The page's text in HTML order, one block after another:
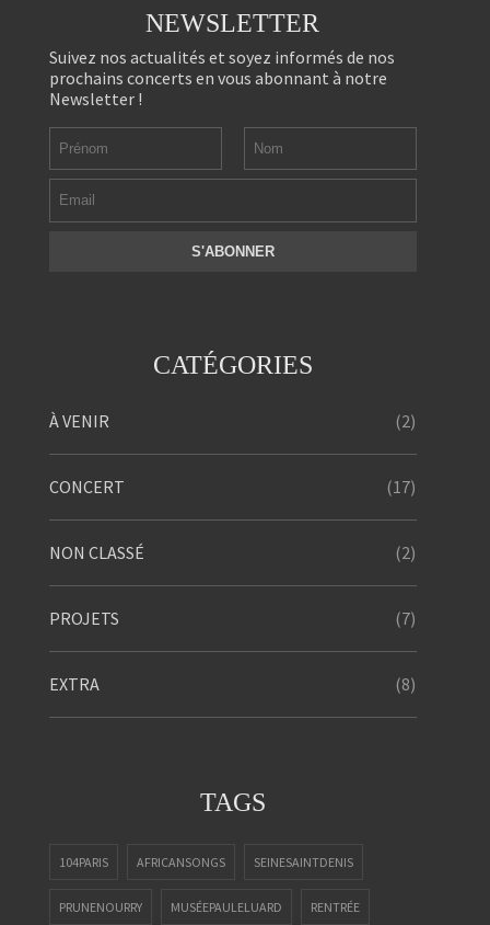
NEWSLETTER
Suivez nos actualités et soyez informés de nos
prochains concerts en vous abonnant à notre
Newsletter !
CATÉGORIES
À VENIR (2)
CONCERT (17)
NON CLASSÉ (2)
PROJETS (7)
EXTRA (8)
TAGS
104PARIS AFRICANSONGS SEINESAINTDENIS
PRUNENOURRY MUSÉEPAULELUARD RENTRÉE